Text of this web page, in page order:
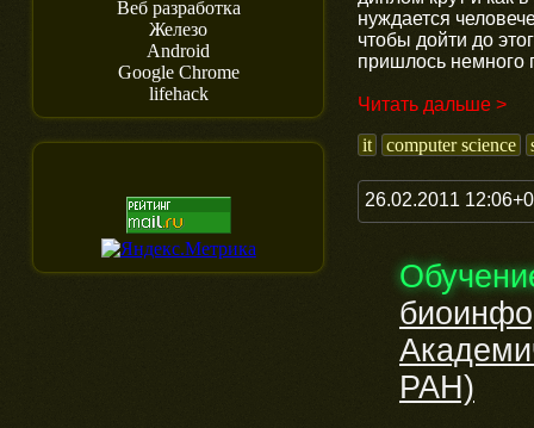
Веб разработка
Железо
Android
Google Chrome
lifehack
нуждается
чтобы дойти до
пришлось немного
Читать дальше >
it
computer science
26.02.2011
РАН)